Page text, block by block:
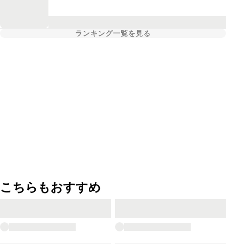
ランキング一覧を見る
こちらもおすすめ